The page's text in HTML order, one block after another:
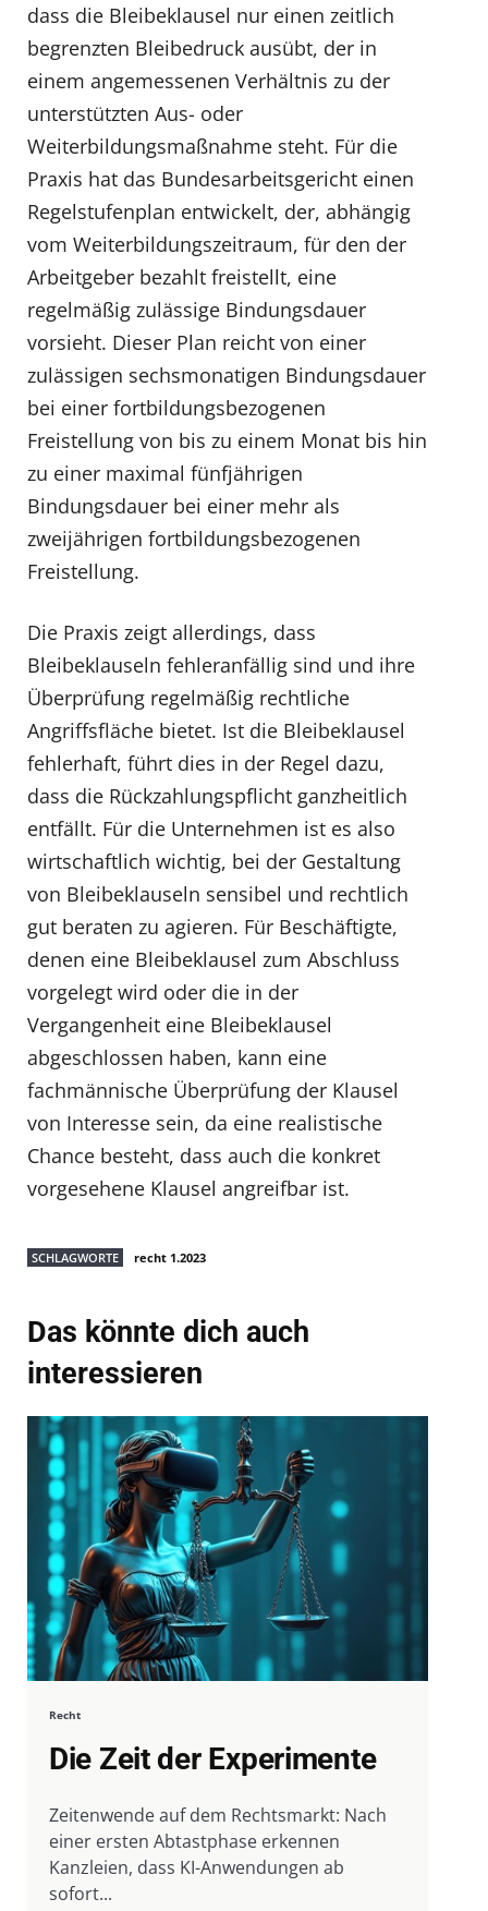
dass die Bleibeklausel nur einen zeitlich
begrenzten Bleibedruck ausübt, der in
einem angemessenen Verhältnis zu der
unterstützten Aus- oder
Weiterbildungsmaßnahme steht. Für die
Praxis hat das Bundesarbeitsgericht einen
Regelstufenplan entwickelt, der, abhängig
vom Weiterbildungszeitraum, für den der
Arbeitgeber bezahlt freistellt, eine
regelmäßig zulässige Bindungsdauer
vorsieht. Dieser Plan reicht von einer
zulässigen sechsmonatigen Bindungsdauer
bei einer fortbildungsbezogenen
Freistellung von bis zu einem Monat bis hin
zu einer maximal fünfjährigen
Bindungsdauer bei einer mehr als
zweijährigen fortbildungsbezogenen
Freistellung.
Die Praxis zeigt allerdings, dass
Bleibeklauseln fehleranfällig sind und ihre
Überprüfung regelmäßig rechtliche
Angriffsfläche bietet. Ist die Bleibeklausel
fehlerhaft, führt dies in der Regel dazu,
dass die Rückzahlungspflicht ganzheitlich
entfällt. Für die Unternehmen ist es also
wirtschaftlich wichtig, bei der Gestaltung
von Bleibeklauseln sensibel und rechtlich
gut beraten zu agieren. Für Beschäftigte,
denen eine Bleibeklausel zum Abschluss
vorgelegt wird oder die in der
Vergangenheit eine Bleibeklausel
abgeschlossen haben, kann eine
fachmännische Überprüfung der Klausel
von Interesse sein, da eine realistische
Chance besteht, dass auch die konkret
vorgesehene Klausel angreifbar ist.
SCHLAGWORTE recht 1.2023
Das könnte dich auch
interessieren
Recht
Die Zeit der Experimente
Zeitenwende auf dem Rechtsmarkt: Nach
einer ersten Abtastphase erkennen
Kanzleien, dass KI-Anwendungen ab
sofort...